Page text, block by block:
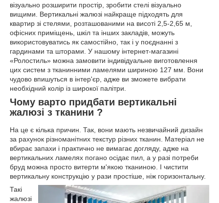
візуально розширити простір, зробити стелі візуально
вищими. Вертикальні жалюзі найкраще підходять для
квартир зі стелями, розташованими на висоті 2,5-2,65 м,
офісних приміщень, шкіл та інших закладів, можуть
використовуватись як самостійно, так і у поєднанні з
гардинами та шторами. У нашому інтернет-магазині
«Ролостиль» можна замовити індивідуальне виготовлення
цих систем з тканинними ламелями шириною 127 мм. Вони
чудово впишуться в інтер'єр, адже ви зможете вибрати
необхідний колір із широкої палітри.
Чому варто придбати вертикальні
жалюзі з тканини ?
На це є кілька причин. Так, вони мають незвичайний дизайн
за рахунок різноманітних текстур різних тканин. Матеріал не
вбирає запахи і практично не вимагає догляду, адже на
вертикальних ламелях погано осідає пил, а у разі потреби
бруд можна просто витерти м'якою тканиною. І чистити
вертикальну конструкцію у рази простіше, ніж горизонтальну.
Такі
жалюзі